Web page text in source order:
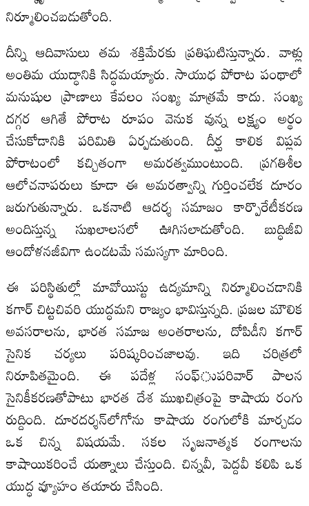
నిర్మూలించబడుతోంది.
దీన్ని ఆదివాసులు తమ శక్తిమేరకు ప్రతిఘటిస్తున్నారు. వాళ్లు
అంతిమ యుద్ధానికి సిద్ధమయ్యారు. సాయుధ పోరాట పంథాలో
మనుషుల ప్రాణాలు కేవలం సంఖ్య మాత్రమే కాదు. సంఖ్య
దగ్గర ఆగితే పోరాట రూపం వెనుక వున్న లక్ష్యం అర్థం
చేసుకోడానికి పరిమితి ఏర్పడుతుంది. దీర్ఘ కాలిక విప్లవ
పోరాటంలో కచ్చితంగా అమరత్వముంటుంది. ప్రగతిశీల
ఆలోచనాపరులు కూడా ఈ అమరత్వాన్ని గుర్తించలేక దూరం
జరుగుతున్నారు. ఒకనాటి ఆదర్శ సమాజం కార్పొరేటీకరణ
అందిస్తున్న సుఖలాలసలో ఊగిసలాడుతోంది. బుద్ధిజీవి
ఆందోళనజీవిగా ఉండటమే సమస్యగా మారింది.
ఈ పరిస్థితుల్లో మావోయిస్టు ఉద్యమాన్ని నిర్మూలించడానికి
కగార్‌ చిట్టచివరి యుద్ధమని రాజ్యం భావిస్తున్నది. ప్రజల మౌలిక
అవసరాలను, భారత సమాజ అంతరాలను, దోపిడీని కగార్‌
సైనిక చర్యలు పరిష్కరించజాలవు. ఇది చరిత్రలో
నిరూపితమైంది. ఈ పదేళ్ల సంఫ్‌ుపరివార్‌ పాలన
సైనికీకరణతోపాటు భారత దేశ ముఖచిత్రంపై కాషాయ రంగు
రుద్దింది. దూరదర్శన్‌లోగోను కాషాయ రంగులోకి మార్చడం
ఒక చిన్న విషయమే. సకల సృజనాత్మక రంగాలను
కాషాయికరించే యత్నాలు చేస్తుంది. చిన్నవీ, పెద్దవీ కలిపి ఒక
యుద్ధ వ్యూహం తయారు చేసింది.